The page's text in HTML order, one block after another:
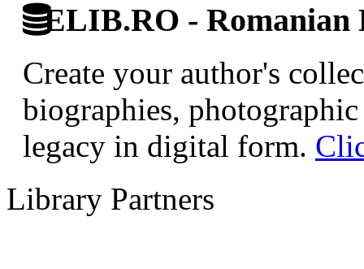
ELIB.RO -
Create your author's
biographies,
legacy in digital form.
Library Partners